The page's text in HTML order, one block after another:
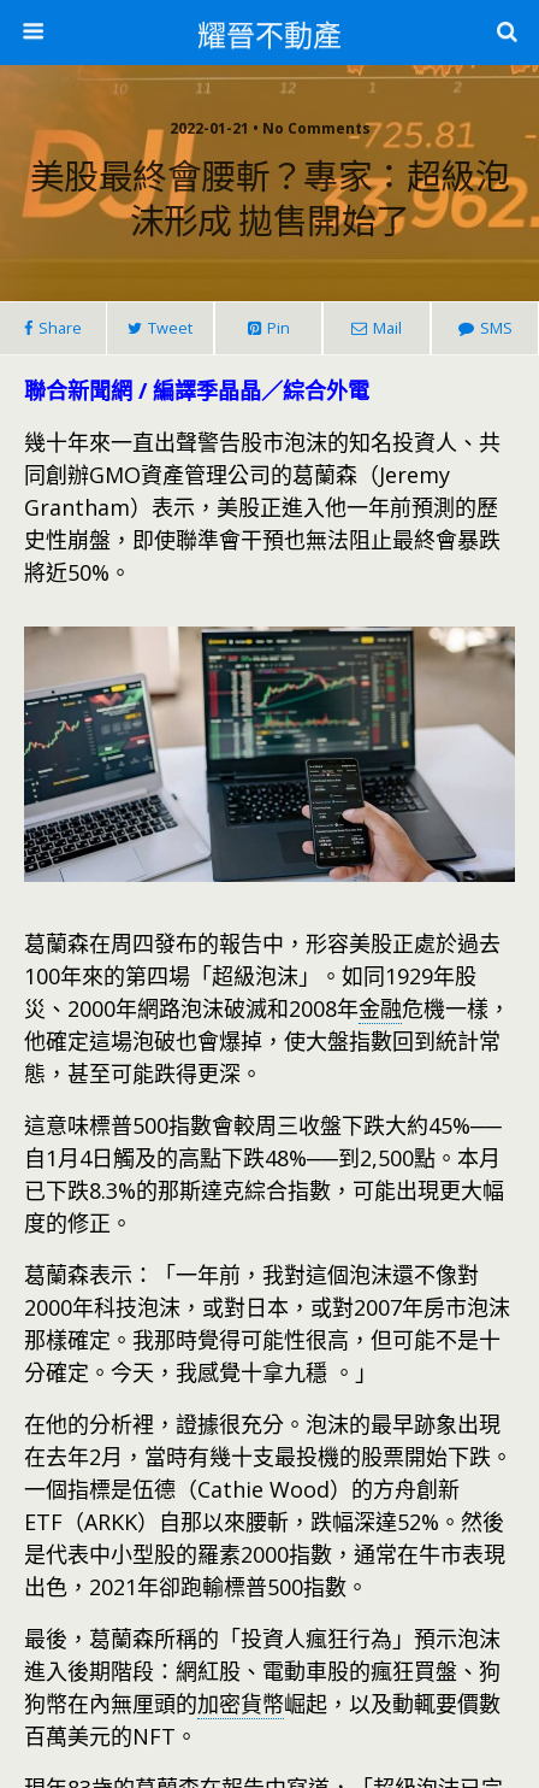
耀晉不動產
2022-01-21 • No Comments
美股最終會腰斬？專家：超級泡
沫形成 拋售開始了
Share Tweet Pin Mail SMS
聯合新聞網 / 編譯季晶晶／綜合外電
幾十年來一直出聲警告股市泡沫的知名投資人、共
同創辦GMO資產管理公司的葛蘭森（Jeremy
Grantham）表示，美股正進入他一年前預測的歷
史性崩盤，即使聯準會干預也無法阻止最終會暴跌
將近50%。
葛蘭森在周四發布的報告中，形容美股正處於過去
100年來的第四場「超級泡沫」。如同1929年股
災、2000年網路泡沫破滅和2008年金融危機一樣，
他確定這場泡破也會爆掉，使大盤指數回到統計常
態，甚至可能跌得更深。
這意味標普500指數會較周三收盤下跌大約45%──
自1月4日觸及的高點下跌48%──到2,500點。本月
已下跌8.3%的那斯達克綜合指數，可能出現更大幅
度的修正。
葛蘭森表示：「一年前，我對這個泡沫還不像對
2000年科技泡沫，或對日本，或對2007年房市泡沫
那樣確定。我那時覺得可能性很高，但可能不是十
分確定。今天，我感覺十拿九穩 。」
在他的分析裡，證據很充分。泡沫的最早跡象出現
在去年2月，當時有幾十支最投機的股票開始下跌。
一個指標是伍德（Cathie Wood）的方舟創新
ETF（ARKK）自那以來腰斬，跌幅深達52%。然後
是代表中小型股的羅素2000指數，通常在牛市表現
出色，2021年卻跑輸標普500指數。
最後，葛蘭森所稱的「投資人瘋狂行為」預示泡沫
進入後期階段：網紅股、電動車股的瘋狂買盤、狗
狗幣在內無厘頭的加密貨幣崛起，以及動輒要價數
百萬美元的NFT。